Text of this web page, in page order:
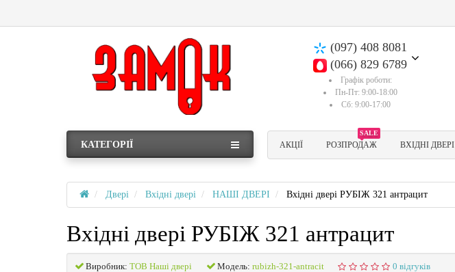
(097) 408 8081
(066) 829 6789
Графік роботи:
Пн-Пт: 9:00-18:00
Сб: 9:00-17:00
КАТЕГОРІЇ АКЦІЇ
SALE
РОЗПРОДАЖ ВХІДНІ ДВЕРІ
Двері Вхідні двері НАШІ ДВЕРІ Вхідні двері РУБІЖ 321 антрацит
Вхідні двері РУБІЖ 321 антрацит
Виробник: ТОВ Наші двері Модель: rubizh-321-antracit 0 відгуків